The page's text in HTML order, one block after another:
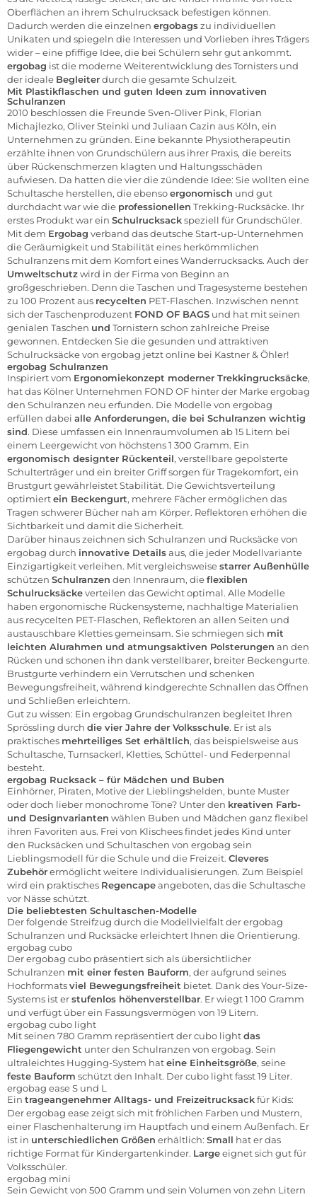
Oberflächen an ihrem Schulrucksack befestigen können.
Dadurch werden die einzelnen ergobagszu individuellen
Unikaten und spiegeln die Interessen und Vorlieben ihres Trägers
wider – eine pfiffige Idee, die bei Schülern sehr gut ankommt.
ergobag ist die moderne Weiterentwicklung des Tornisters und
der ideale Begleiterdurch die gesamte Schulzeit.
Mit Plastikflaschen und guten Ideen zum innovativen
Schulranzen
2010 beschlossen die Freunde Sven-Oliver Pink, Florian
Michajlezko, Oliver Steinki und Juliaan Cazin aus Köln, ein
Unternehmen zu gründen. Eine bekannte Physiotherapeutin
erzählte ihnen von Grundschülern aus ihrer Praxis, die bereits
über Rückenschmerzen klagten und Haltungsschäden
aufwiesen. Da hatten die vier die zündende Idee: Sie wollten eine
Schultasche herstellen, die ebensoergonomisch und gut
durchdacht war wie die professionellen Trekking-Rucksäcke. Ihr
erstes Produkt war ein Schulrucksackspeziell für Grundschüler.
Mit dem Ergobag verband das deutsche Start-up-Unternehmen
die Geräumigkeit und Stabilität eines herkömmlichen
Schulranzens mit dem Komfort eines Wanderrucksacks. Auch der
Umweltschutzwird in der Firma von Beginn an
großgeschrieben. Denn die Taschen und Tragesysteme bestehen
zu 100 Prozent aus recycelten PET-Flaschen. Inzwischen nennt
sich der Taschenproduzent FOND OF BAGS und hat mit seinen
genialen Taschen und Tornistern schon zahlreiche Preise
gewonnen. Entdecken Sie die gesunden und attraktiven
Schulrucksäcke von ergobag jetzt online bei Kastner & Öhler!
ergobag Schulranzen
Inspiriert vom Ergonomiekonzept moderner Trekkingrucksäcke,
hat das Kölner Unternehmen FOND OF hinter der Marke ergobag
den Schulranzen neu erfunden. Die Modelle von ergobag
erfüllen dabei alle Anforderungen, die bei Schulranzen wichtig
sind. Diese umfassen ein Innenraumvolumen ab 15 Litern bei
einem Leergewicht von höchstens 1 300 Gramm. Ein
ergonomisch designter Rückenteil, verstellbare gepolsterte
Schulterträger und ein breiter Griff sorgen für Tragekomfort, ein
Brustgurt gewährleistet Stabilität. Die Gewichtsverteilung
optimiertein Beckengurt, mehrere Fächer ermöglichen das
Tragen schwerer Bücher nah am Körper. Reflektoren erhöhen die
Sichtbarkeit und damit die Sicherheit.
Darüber hinaus zeichnen sich Schulranzen und Rucksäcke von
ergobag durch innovative Detailsaus, die jeder Modellvariante
Einzigartigkeit verleihen. Mit vergleichsweisestarrer Außenhülle
schützen Schulranzen den Innenraum, dieflexiblen
Schulrucksäckeverteilen das Gewicht optimal. Alle Modelle
haben ergonomische Rückensysteme, nachhaltige Materialien
aus recycelten PET-Flaschen, Reflektoren an allen Seiten und
austauschbare Kletties gemeinsam. Sie schmiegen sich mit
leichten Alurahmen und atmungsaktiven Polsterungen an den
Rücken und schonen ihn dank verstellbarer, breiter Beckengurte.
Brustgurte verhindern ein Verrutschen und schenken
Bewegungsfreiheit, während kindgerechte Schnallen das Öffnen
und Schließen erleichtern.
Gut zu wissen: Ein ergobag Grundschulranzen begleitet Ihren
Sprössling durch die vier Jahre der Volksschule. Er ist als
praktisches mehrteiliges Set erhältlich, das beispielsweise aus
Schultasche, Turnsackerl, Kletties, Schüttel- und Federpennal
besteht.
ergobag Rucksack – für Mädchen und Buben
Einhörner, Piraten, Motive der Lieblingshelden, bunte Muster
oder doch lieber monochrome Töne? Unter den kreativen Farb-
und Designvarianten wählen Buben und Mädchen ganz flexibel
ihren Favoriten aus. Frei von Klischees findet jedes Kind unter
den Rucksäcken und Schultaschen von ergobag sein
Lieblingsmodell für die Schule und die Freizeit. Cleveres
Zubehörermöglicht weitere Individualisierungen. Zum Beispiel
wird ein praktisches Regencapeangeboten, das die Schultasche
vor Nässe schützt.
Die beliebtesten Schultaschen-Modelle
Der folgende Streifzug durch die Modellvielfalt der ergobag
Schulranzen und Rucksäcke erleichtert Ihnen die Orientierung.
ergobag cubo
Der ergobag cubo präsentiert sich als übersichtlicher
Schulranzen mit einer festen Bauform, der aufgrund seines
Hochformatsviel Bewegungsfreiheit bietet. Dank des Your-Size-
Systems ist erstufenlos höhenverstellbar. Er wiegt 1 100 Gramm
und verfügt über ein Fassungsvermögen von 19 Litern.
ergobag cubo light
Mit seinen 780 Gramm repräsentiert der cubo lightdas
Fliegengewicht unter den Schulranzen von ergobag. Sein
ultraleichtes Hugging-System hateine Einheitsgröße, seine
feste Bauform schützt den Inhalt. Der cubo light fasst 19 Liter.
ergobag ease S und L
Ein trageangenehmer Alltags- und Freizeitrucksackfür Kids:
Der ergobag ease zeigt sich mit fröhlichen Farben und Mustern,
einer Flaschenhalterung im Hauptfach und einem Außenfach. Er
ist in unterschiedlichen Größen erhältlich: Small hat er das
richtige Format für Kindergartenkinder. Largeeignet sich gut für
Volksschüler.
ergobag mini
Sein Gewicht von 500 Gramm und sein Volumen von zehn Litern